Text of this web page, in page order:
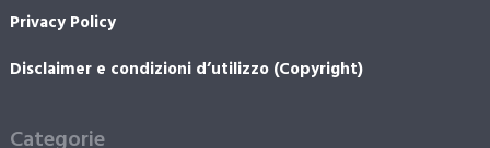
Privacy Policy
Disclaimer e condizioni d’utilizzo (Copyright)
Categorie